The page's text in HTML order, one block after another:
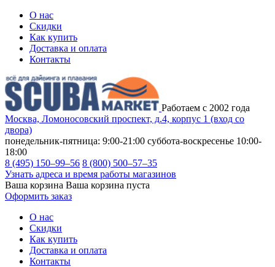
О нас
Скидки
Как купить
Доставка и оплата
Контакты
Работаем с 2002 года
Москва, Ломоносовский проспект, д.4, корпус 1 (вход со
двора)
понедельник-пятница: 9:00-21:00 суббота-воскресенье 10:00-
18:00
8 (495) 150–99–56 8 (800) 500–57–35
Узнать адреса и время работы магазинов
Ваша корзина Ваша корзина пуста
Оформить заказ
О нас
Скидки
Как купить
Доставка и оплата
Контакты